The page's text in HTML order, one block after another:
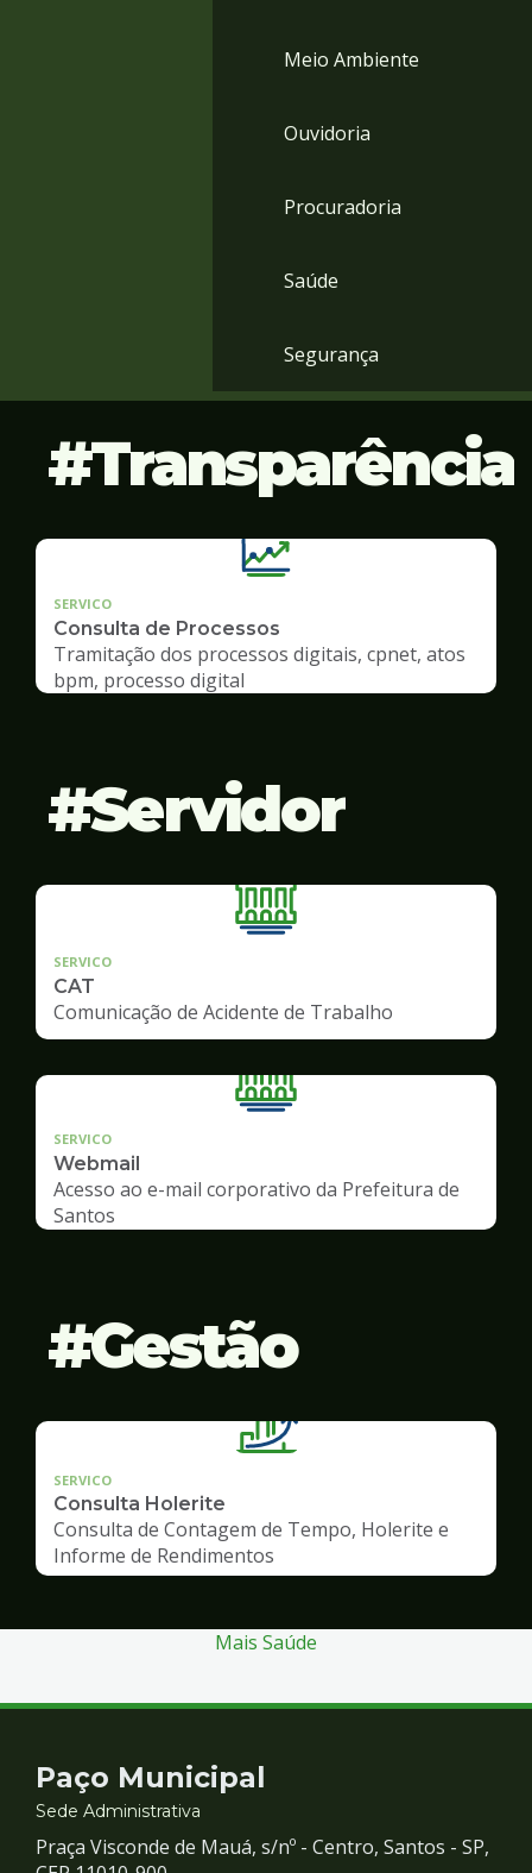
Meio Ambiente
Ouvidoria
Procuradoria
Saúde
Segurança
Transparência
SERVICO
Consulta de Processos
Tramitação dos processos digitais, cpnet, atos
bpm, processo digital
Servidor
SERVICO
CAT
Comunicação de Acidente de Trabalho
SERVICO
Webmail
Acesso ao e-mail corporativo da Prefeitura de
Santos
Gestão
SERVICO
Consulta Holerite
Consulta de Contagem de Tempo, Holerite e
Informe de Rendimentos
Mais Saúde
Contato
e
Paço Municipal
Sede Administrativa
Praça Visconde de Mauá, s/nº - Centro, Santos - SP,